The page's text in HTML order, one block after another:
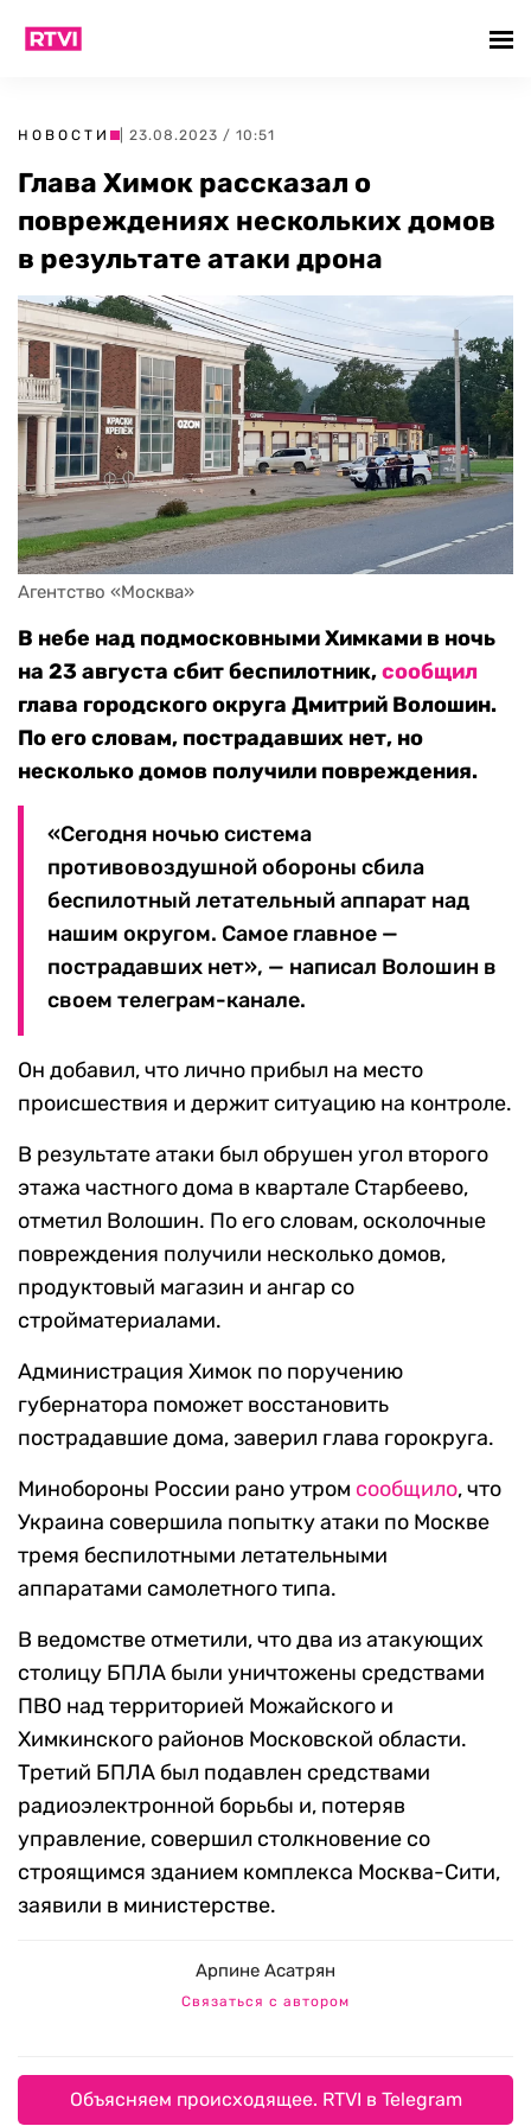
НОВОСТИ | 23.08.2023 / 10:51
Глава Химок рассказал о
повреждениях нескольких домов
в результате атаки дрона
Агентство «Москва»
В небе над подмосковными Химками в ночь
на 23 августа сбит беспилотник,сообщил
глава городского округа Дмитрий Волошин.
По его словам, пострадавших нет, но
несколько домов получили повреждения.
«Сегодня ночью система
противовоздушной обороны сбила
беспилотный летательный аппарат над
нашим округом. Самое главное —
пострадавших нет», — написал Волошин в
своем телеграм-канале.
Он добавил, что лично прибыл на место
происшествия и держит ситуацию на контроле.
В результате атаки был обрушен угол второго
этажа частного дома в квартале Старбеево,
отметил Волошин. По его словам, осколочные
повреждения получили несколько домов,
продуктовый магазин и ангар со
стройматериалами.
Администрация Химок по поручению
губернатора поможет восстановить
пострадавшие дома, заверил глава горокруга.
Минобороны России рано утром сообщило, что
Украина совершила попытку атаки по Москве
тремя беспилотными летательными
аппаратами самолетного типа.
В ведомстве отметили, что два из атакующих
столицу БПЛА были уничтожены средствами
ПВО над территорией Можайского и
Химкинского районов Московской области.
Третий БПЛА был подавлен средствами
радиоэлектронной борьбы и, потеряв
управление, совершил столкновение со
строящимся зданием комплекса Москва-Сити,
заявили в министерстве.
Арпине Асатрян
Связаться с автором
Объясняем происходящее. RTVI в Telegram